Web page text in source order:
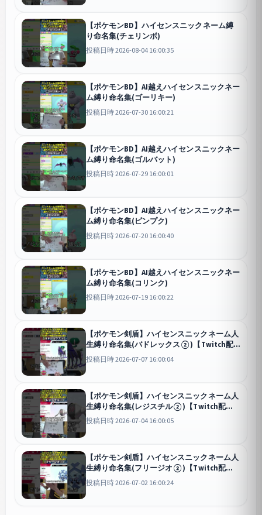
【ポケモンBD】ハイセンスニックネーム縛
り命名集(チェリンボ)
投稿日時 2026-08-04 16:00:35
【ポケモンBD】AI越えハイセンスニックネー
ム縛り命名集(ゴーリキー)
投稿日時 2026-07-30 16:00:21
【ポケモンBD】AI越えハイセンスニックネー
ム縛り命名集(ゴルバット)
投稿日時 2026-07-29 16:00:01
【ポケモンBD】AI越えハイセンスニックネー
ム縛り命名集(ピンプク)
投稿日時 2026-07-20 16:00:40
【ポケモンBD】AI越えハイセンスニックネー
ム縛り命名集(コリンク)
投稿日時 2026-07-19 16:00:22
【ポケモン剣盾】ハイセンスニックネーム人
生縛り命名集(バドレックス②)【Twitch配
信】
剣盾
投稿日時 2026-07-07 16:00:04
【ポケモン剣盾】ハイセンスニックネーム人
生縛り命名集(レジスチル②)【Twitch配
信】
剣盾
投稿日時 2026-07-04 16:00:05
【ポケモン剣盾】ハイセンスニックネーム人
生縛り命名集(フリージオ②)【Twitch配
信】
剣盾
投稿日時 2026-07-02 16:00:24